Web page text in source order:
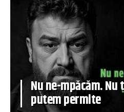
Nu ne-mpăcăm. Nu
putem permite